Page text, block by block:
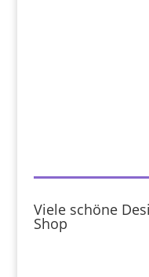
Viele schöne
Shop